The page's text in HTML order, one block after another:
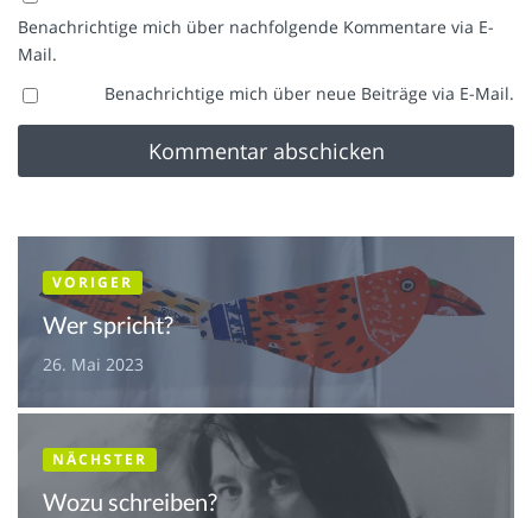
Benachrichtige mich über nachfolgende Kommentare via E-
Mail.
Benachrichtige mich über neue Beiträge via E-Mail.
VORIGER
Wer spricht?
26. Mai 2023
NÄCHSTER
Wozu schreiben?